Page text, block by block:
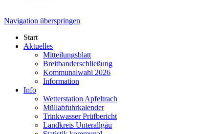
Navigation überspringen
Start
Aktuelles
Mitteilungsblatt
Breitbanderschließung
Kommunalwahl 2026
Information
Info
Wetterstation Apfeltrach
Müllabfuhrkalender
Trinkwasser Prüfbericht
Landkreis Unterallgäu